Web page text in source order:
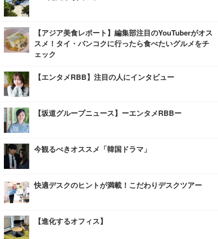
【アジア美食レポート】編集部注目のYouTuberがオス
スメ！タイ・バンコクに行ったら食べたいグルメをチ
ェック
【エンタメRBB】注目の人にインタビュー
【坂道グループニュース】ーエンタメRBBー
今観るべきオススメ「韓国ドラマ」
快適デスクのヒントが満載！こだわりデスクツアー
【進化するオフィス】